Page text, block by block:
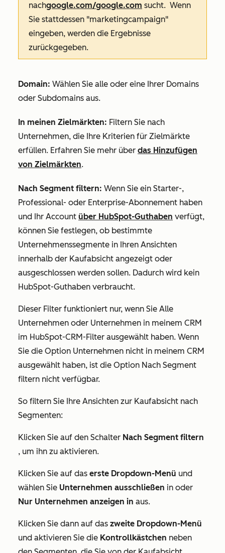
nachgoogle.com/google.com sucht. Wenn
Sie stattdessen "marketingcampaign"
eingeben, werden die Ergebnisse
zurückgegeben.
Domain: Wählen Sie alle oder eine Ihrer Domains
oder Subdomains aus.
In meinen Zielmärkten: Filtern Sie nach
Unternehmen, die Ihre Kriterien für Zielmärkte
erfüllen. Erfahren Sie mehr über das Hinzufügen
von Zielmärkten.
Nach Segment filtern: Wenn Sie ein Starter-,
Professional- oder Enterprise-Abonnement haben
und Ihr Account über HubSpot-Guthaben verfügt,
können Sie festlegen, ob bestimmte
Unternehmenssegmente in Ihren Ansichten
innerhalb der Kaufabsicht angezeigt oder
ausgeschlossen werden sollen. Dadurch wird kein
HubSpot-Guthaben verbraucht.
Dieser Filter funktioniert nur, wenn Sie Alle
Unternehmen oder Unternehmen in meinem CRM
im HubSpot-CRM-Filter ausgewählt haben. Wenn
Sie die Option Unternehmen nicht in meinem CRM
ausgewählt haben, ist die Option Nach Segment
filtern nicht verfügbar.
So filtern Sie Ihre Ansichten zur Kaufabsicht nach
Segmenten:
Klicken Sie auf den Schalter Nach Segment filtern
, um ihn zu aktivieren.
Klicken Sie auf das erste Dropdown-Menü und
wählen Sie Unternehmen ausschließen in oder
Nur Unternehmen anzeigen in aus.
Klicken Sie dann auf das zweite Dropdown-Menü
und aktivieren Sie die Kontrollkästchen neben